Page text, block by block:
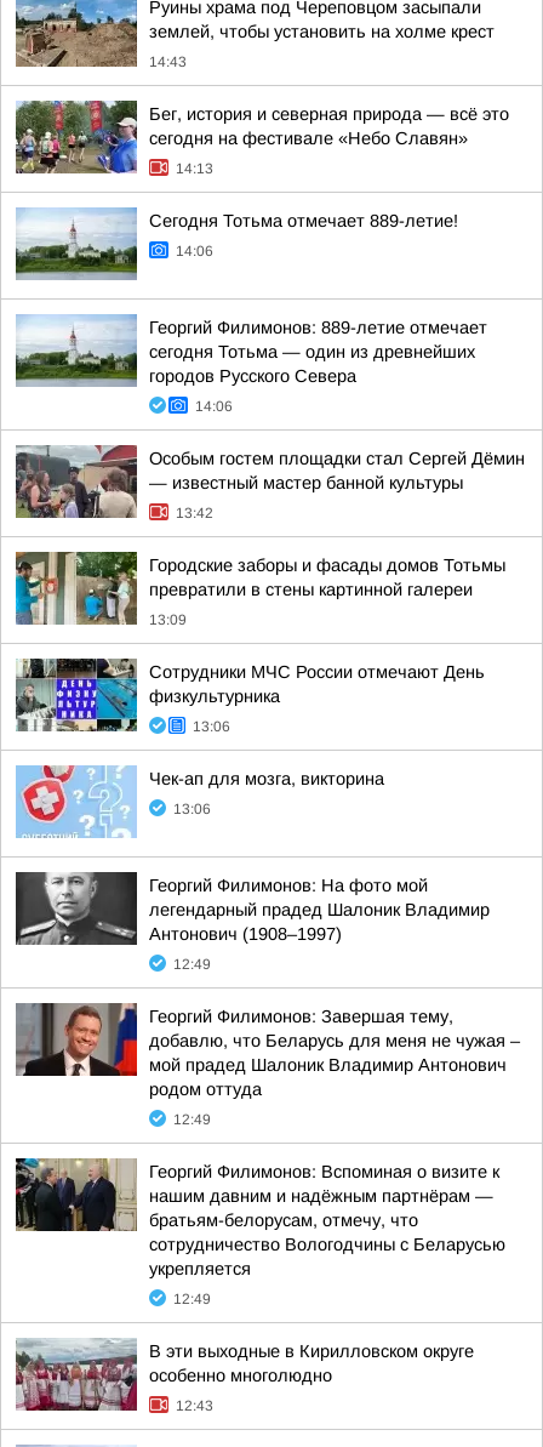
Руины храма под Череповцом засыпали
землей, чтобы установить на холме крест
14:43
Бег, история и северная природа — всё это
сегодня на фестивале «Небо Славян»
14:13
Сегодня Тотьма отмечает 889-летие!
14:06
Георгий Филимонов: 889-летие отмечает
сегодня Тотьма — один из древнейших
городов Русского Севера
14:06
Особым гостем площадки стал Сергей Дёмин
— известный мастер банной культуры
13:42
Городские заборы и фасады домов Тотьмы
превратили в стены картинной галереи
13:09
Сотрудники МЧС России отмечают День
физкультурника
13:06
Чек-ап для мозга, викторина
13:06
Георгий Филимонов: На фото мой
легендарный прадед Шалоник Владимир
Антонович (1908–1997)
12:49
Георгий Филимонов: Завершая тему,
добавлю, что Беларусь для меня не чужая –
мой прадед Шалоник Владимир Антонович
родом оттуда
12:49
Георгий Филимонов: Вспоминая о визите к
нашим давним и надёжным партнёрам —
братьям-белорусам, отмечу, что
сотрудничество Вологодчины с Беларусью
укрепляется
12:49
В эти выходные в Кирилловском округе
особенно многолюдно
12:43